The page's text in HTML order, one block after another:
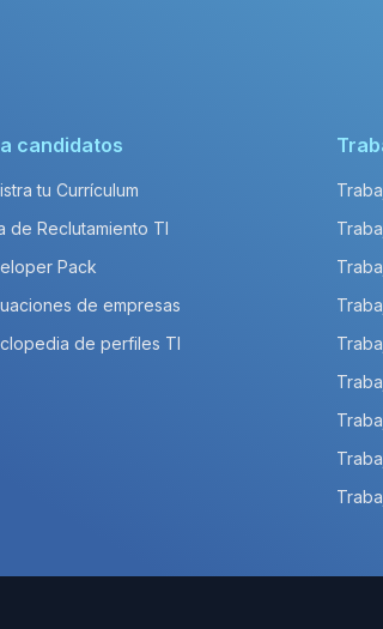
candidatos
tu Currículum
de Reclutamiento TI
Pack
de empresas
de perfiles TI